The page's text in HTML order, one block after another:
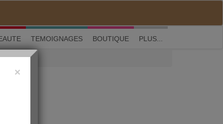
M'inscrire| Me connecter| ? Visite guidée
TEMOIGNAGES BOUTIQUE PLUS...
×